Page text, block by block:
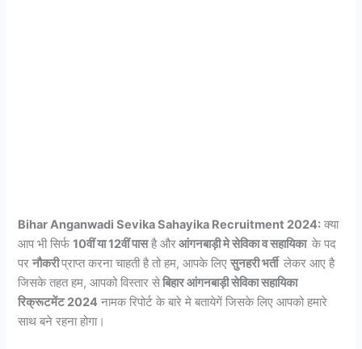
Bihar Anganwadi Sevika Sahayika Recruitment 2024: क्या
आप भी सिर्फ10वीं या 12वीं पासहै औरआंगनबाड़ी मे सेविका व सहायिका के पद
परनौकरीप्राप्त करना चाहती है तो हम, आपके लिएसुनहरी भर्ती लेकर आए है
जिसके तहत हम, आपको विस्तार सेबिहार आंगनबाड़ी सेविका सहायिका
रिक्रूटमेंट 2024 नामक रिपोर्ट के बारे मे बतायेगें जिसके लिए आपको हमारे
साथ बने रहना होगा।